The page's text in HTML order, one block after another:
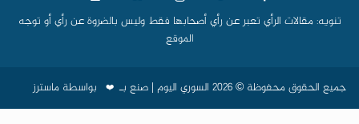
تنويه: مقالات الرأي تعبر عن رأي أصحابها فقط وليس بالضروة عن رأي أو توجه
الموقع
جميع الحقوق محفوظة © 2026 السوري اليوم | صنع بـ ❤️ بواسطة ماسترز